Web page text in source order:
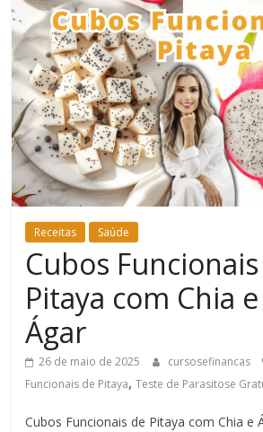
Estar
Receitas Saúde
Cubos
Pitaya com Chia
Ágar
26 de maio de 2025 cursosefinancas
Funcionais de Pitaya,Teste de Parasitose
Cubos Funcionais de Pitaya com Chia e